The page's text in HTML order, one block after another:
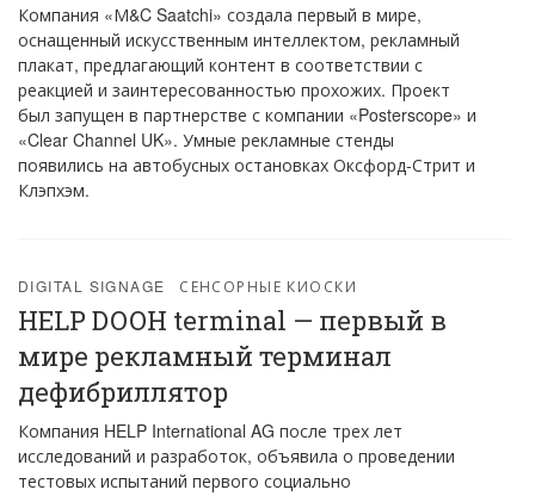
Компания «М&C Saatchi» создала первый в мире,
оснащенный искусственным интеллектом, рекламный
плакат, предлагающий контент в соответствии с
реакцией и заинтересованностью прохожих. Проект
был запущен в партнерстве с компании «Posterscope» и
«Clear Channel UK». Умные рекламные стенды
появились на автобусных остановках Оксфорд-Стрит и
Клэпхэм.
DIGITAL SIGNAGE СЕНСОРНЫЕ КИОСКИ
HELP DOOH terminal — первый в
мире рекламный терминал
дефибриллятор
Компания HELP International AG после трех лет
исследований и разработок, объявила о проведении
тестовых испытаний первого социально